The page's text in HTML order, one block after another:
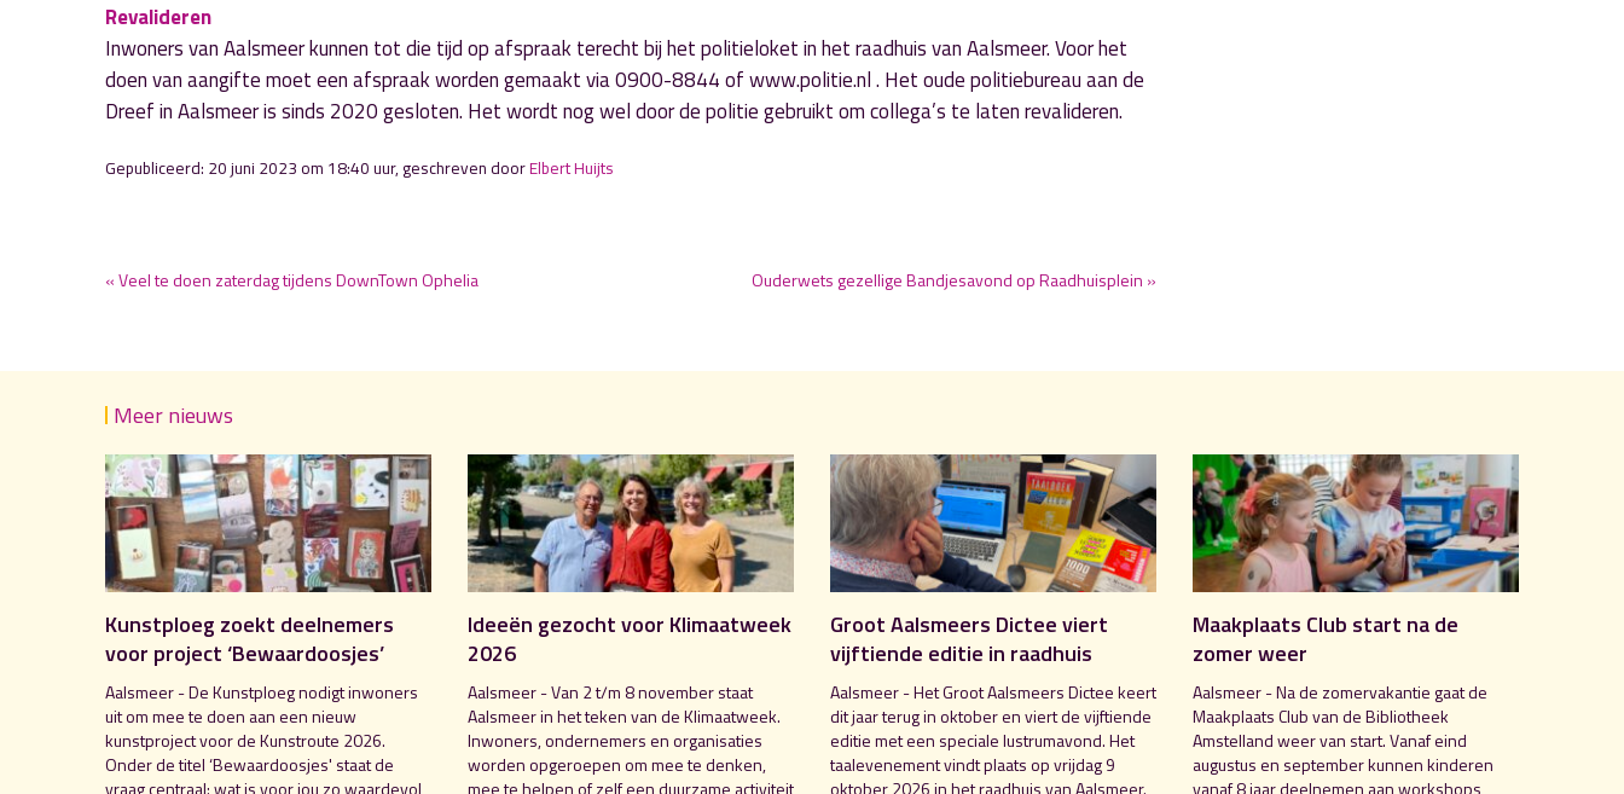
Revalideren
Inwoners van Aalsmeer kunnen tot die tijd op afspraak terecht bij het politieloket in het raadhuis van Aalsmeer. Voor het
doen van aangifte moet een afspraak worden gemaakt via 0900-8844 of www.politie.nl . Het oude politiebureau aan de
Dreef in Aalsmeer is sinds 2020 gesloten. Het wordt nog wel door de politie gebruikt om collega’s te laten revalideren.
Gepubliceerd: 20 juni 2023 om 18:40 uur, geschreven doorElbert Huijts
« Veel te doen zaterdag tijdens DownTown Ophelia Ouderwets gezellige Bandjesavond op Raadhuisplein »
Meer nieuws
Kunstploeg zoekt deelnemers
voor project ‘Bewaardoosjes’
Aalsmeer - De Kunstploeg nodigt inwoners
uit om mee te doen aan een nieuw
kunstproject voor de Kunstroute 2026.
Onder de titel ‘Bewaardoosjes' staat de
vraag centraal: wat is voor jou zo waardevol
Ideeën gezocht voor Klimaatweek
2026
Aalsmeer - Van 2 t/m 8 november staat
Aalsmeer in het teken van de Klimaatweek.
Inwoners, ondernemers en organisaties
worden opgeroepen om mee te denken,
mee te helpen of zelf een duurzame activiteit
Groot Aalsmeers Dictee viert
vijftiende editie in raadhuis
Aalsmeer - Het Groot Aalsmeers Dictee keert
dit jaar terug in oktober en viert de vijftiende
editie met een speciale lustrumavond. Het
taalevenement vindt plaats op vrijdag 9
oktober 2026 in het raadhuis van Aalsmeer.
Maakplaats Club start na de
zomer weer
Aalsmeer - Na de zomervakantie gaat de
Maakplaats Club van de Bibliotheek
Amstelland weer van start. Vanaf eind
augustus en september kunnen kinderen
vanaf 8 jaar deelnemen aan workshops